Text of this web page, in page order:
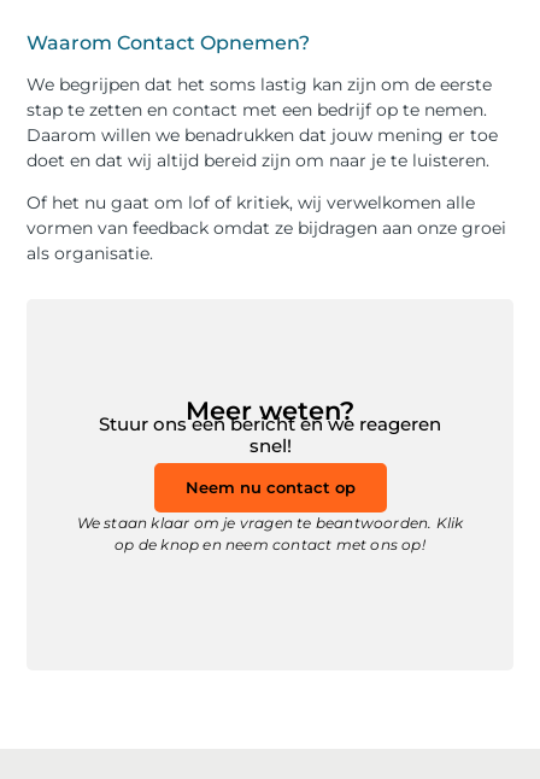
Waarom Contact Opnemen?
We begrijpen dat het soms lastig kan zijn om de eerste
stap te zetten en contact met een bedrijf op te nemen.
Daarom willen we benadrukken dat jouw mening er toe
doet en dat wij altijd bereid zijn om naar je te luisteren.
Of het nu gaat om lof of kritiek, wij verwelkomen alle
vormen van feedback omdat ze bijdragen aan onze groei
als organisatie.
Meer weten?
Stuur ons een bericht en we reageren
snel!
Neem nu contact op
We staan klaar om je vragen te beantwoorden. Klik
op de knop en neem contact met ons op!